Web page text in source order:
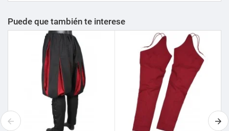
Puede que también te interese